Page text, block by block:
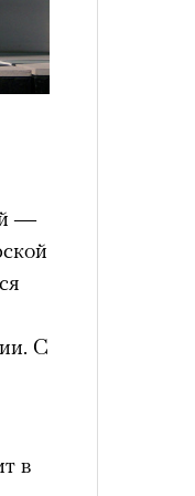
—
С
в
вы